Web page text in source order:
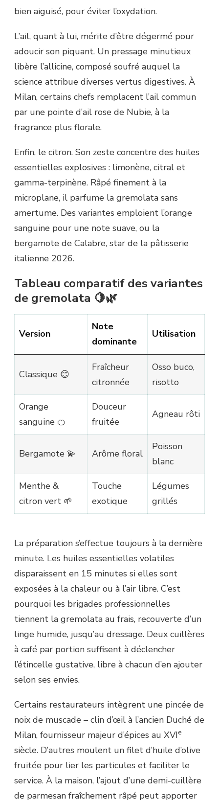
bien aiguisé, pour éviter l’oxydation.
L’ail, quant à lui, mérite d’être dégermé pour
adoucir son piquant. Un pressage minutieux
libère l’allicine, composé soufré auquel la
science attribue diverses vertus digestives. À
Milan, certains chefs remplacent l’ail commun
par une pointe d’ail rose de Nubie, à la
fragrance plus florale.
Enfin, le citron. Son zeste concentre des huiles
essentielles explosives : limonène, citral et
gamma-terpinène. Râpé finement à la
microplane, il parfume la gremolata sans
amertume. Des variantes emploient l’orange
sanguine pour une note suave, ou la
bergamote de Calabre, star de la pâtisserie
italienne 2026.
Tableau comparatif des variantes
de gremolata 🍋🌿
Version
Note
dominante
Utilisation
Classique 😊
Fraîcheur
citronnée
Osso buco,
risotto
Orange
sanguine 🍊
Douceur
fruitée
Agneau rôti
Bergamote 💫 Arôme floral
Poisson
blanc
Menthe &
citron vert 🌱
Touche
exotique
Légumes
grillés
La préparation s’effectue toujours à la dernière
minute. Les huiles essentielles volatiles
disparaissent en 15 minutes si elles sont
exposées à la chaleur ou à l’air libre. C’est
pourquoi les brigades professionnelles
tiennent la gremolata au frais, recouverte d’un
linge humide, jusqu’au dressage. Deux cuillères
à café par portion suffisent à déclencher
l’étincelle gustative, libre à chacun d’en ajouter
selon ses envies.
Certains restaurateurs intègrent une pincée de
noix de muscade – clin d’œil à l’ancien Duché de
Milan, fournisseur majeur d’épices au XVIe
siècle. D’autres moulent un filet d’huile d’olive
fruitée pour lier les particules et faciliter le
service. À la maison, l’ajout d’une demi-cuillère
de parmesan fraîchement râpé peut apporter